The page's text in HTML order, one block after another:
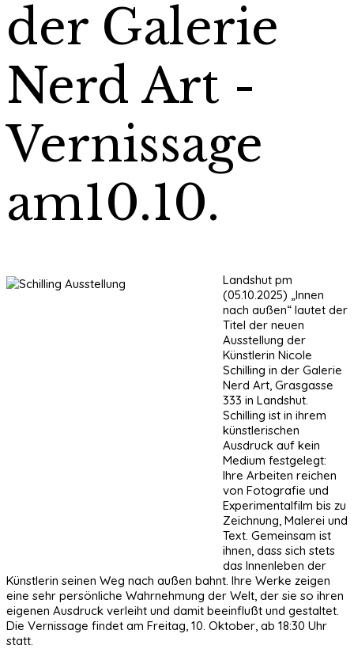
der Galerie
Nerd Art -
Vernissage
am10.10.
Landshut pm
(05.10.2025) „Innen
nach außen“ lautet der
Titel der neuen
Ausstellung der
Künstlerin Nicole
Schilling in der Galerie
Nerd Art, Grasgasse
333 in Landshut.
Schilling ist in ihrem
künstlerischen
Ausdruck auf kein
Medium festgelegt:
Ihre Arbeiten reichen
von Fotografie und
Experimentalfilm bis zu
Zeichnung, Malerei und
Text. Gemeinsam ist
ihnen, dass sich stets
das Innenleben der
Künstlerin seinen Weg nach außen bahnt. Ihre Werke zeigen
eine sehr persönliche Wahrnehmung der Welt, der sie so ihren
eigenen Ausdruck verleiht und damit beeinflußt und gestaltet.
Die Vernissage findet am Freitag, 10. Oktober, ab 18:30 Uhr
statt.